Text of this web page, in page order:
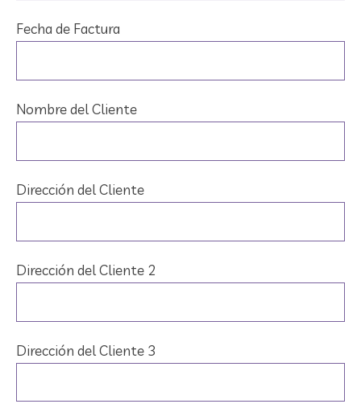
Fecha de Factura
Nombre del Cliente
Dirección del Cliente
Dirección del Cliente 2
Dirección del Cliente 3